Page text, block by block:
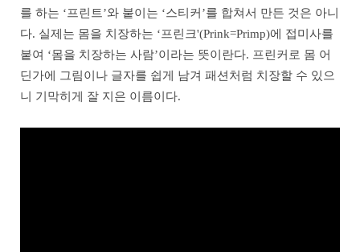
를 하는 ‘프린트’와 붙이는 ‘스티커’를 합쳐서 만든 것은 아니
다. 실제는 몸을 치장하는 ‘프린크'(Prink=Primp)에 접미사를
붙여 ‘몸을 치장하는 사람’이라는 뜻이란다. 프린커로 몸 어
딘가에 그림이나 글자를 쉽게 남겨 패션처럼 치장할 수 있으
니 기막히게 잘 지은 이름이다.